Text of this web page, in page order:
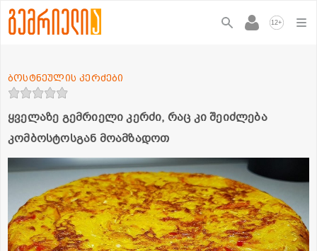
12+
ყველაზე გემრიელი კერძი, რაც კი შეიძლება
კომბოსტოსგან მოამზადოთ
ბოსტნეულის კერძები